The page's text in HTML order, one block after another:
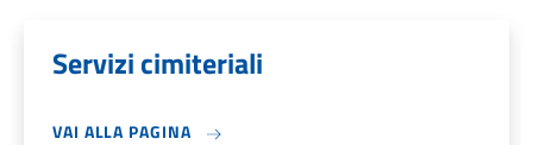
Servizi cimiteriali
VAI ALLA PAGINA